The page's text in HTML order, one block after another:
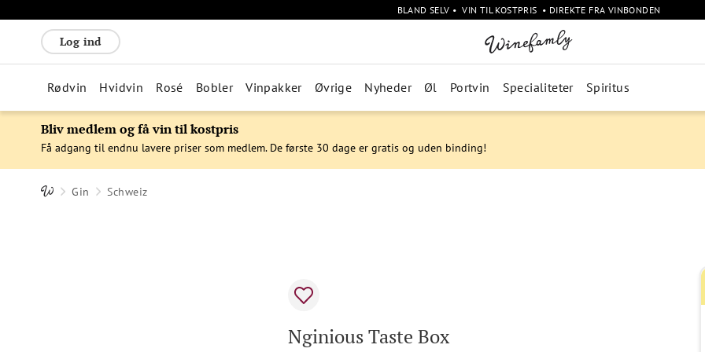
BLAND SELV • VIN TIL KOSTPRIS • DIREKTE FRA VINBONDEN
Log ind
Rødvin Hvidvin Rosé Bobler Vinpakker Øvrige Nyheder Øl Portvin Specialiteter Spiritus
Bliv medlem og få vin til kostpris
Få adgang til endnu lavere priser som medlem. De første 30 dage er gratis og uden binding!
Gin Schweiz
Nginious Taste Box